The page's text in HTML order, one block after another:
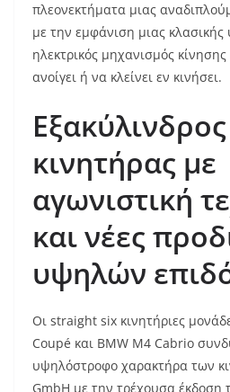
πλεονεκτήματα μιας
με την εμφάνιση μιας
ηλεκτρικός μηχανισμός κίνησης
ανοίγει ή να κλείνει εν κινήσει.
κινητήρας με
αγωνιστική
και νέες
υψηλών
Οι straight six κινητήριες
Coupé και BMW M4 Cabrio
υψηλόστροφο χαρακτήρα των
GmbH με την τρέχουσα έκδοση